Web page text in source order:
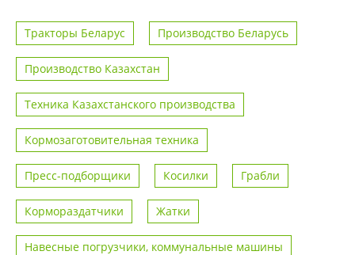
Тракторы Беларус Производство Беларусь
Производство Казахстан
Техника Казахстанского производства
Кормозаготовительная техника
Пресс-подборщики Косилки Грабли
Кормораздатчики Жатки
Навесные погрузчики, коммунальные машины